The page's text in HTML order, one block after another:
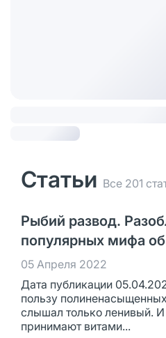
Статьи Все 201
Рыбий развод.
популярных мифа
05 Апреля 2022
Дата публикации
пользу
слышал только ленивый.
принимают витами...